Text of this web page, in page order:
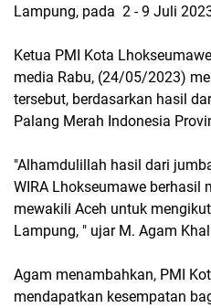
Lampung, pada 2 - 9 Juli
Ketua PMI Kota
media Rabu, (24/05/2023)
tersebut, berdasarkan hasil
Palang Merah Indonesia
"Alhamdulillah hasil dari
WIRA Lhokseumawe berhasil
mewakili Aceh untuk
Lampung, " ujar M. Agam
Agam menambahkan, PMI
mendapatkan kesempatan